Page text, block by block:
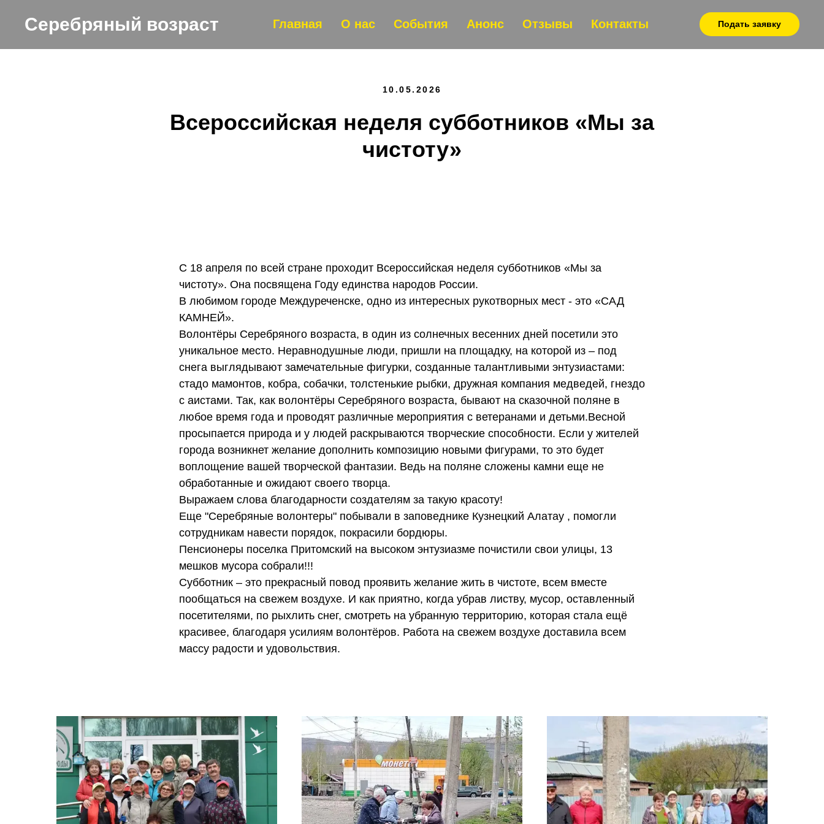
Серебряный возраст Главная О нас События Анонс Отзывы Контакты Подать заявку
10.05.2026
Всероссийская неделя субботников «Мы за
чистоту»
С 18 апреля по всей стране проходит Всероссийская неделя субботников «Мы за
чистоту». Она посвящена Году единства народов России.
В любимом городе Междуреченске, одно из интересных рукотворных мест - это «САД
КАМНЕЙ».
Волонтёры Серебряного возраста, в один из солнечных весенних дней посетили это
уникальное место. Неравнодушные люди, пришли на площадку, на которой из – под
снега выглядывают замечательные фигурки, созданные талантливыми энтузиастами:
стадо мамонтов, кобра, собачки, толстенькие рыбки, дружная компания медведей, гнездо
с аистами. Так, как волонтёры Серебряного возраста, бывают на сказочной поляне в
любое время года и проводят различные мероприятия с ветеранами и детьми.Весной
просыпается природа и у людей раскрываются творческие способности. Если у жителей
города возникнет желание дополнить композицию новыми фигурами, то это будет
воплощение вашей творческой фантазии. Ведь на поляне сложены камни еще не
обработанные и ожидают своего творца.
Выражаем слова благодарности создателям за такую красоту!
Еще "Серебряные волонтеры" побывали в заповеднике Кузнецкий Алатау , помогли
сотрудникам навести порядок, покрасили бордюры.
Пенсионеры поселка Притомский на высоком энтузиазме почистили свои улицы, 13
мешков мусора собрали!!!
Субботник – это прекрасный повод проявить желание жить в чистоте, всем вместе
пообщаться на свежем воздухе. И как приятно, когда убрав листву, мусор, оставленный
посетителями, по рыхлить снег, смотреть на убранную территорию, которая стала ещё
красивее, благодаря усилиям волонтёров. Работа на свежем воздухе доставила всем
массу радости и удовольствия.